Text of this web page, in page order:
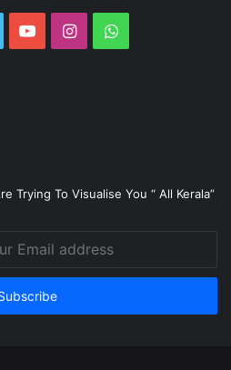
Twitter YouTubeInstagramWhatsApp
Trying To Visualise You “ All Kerala”